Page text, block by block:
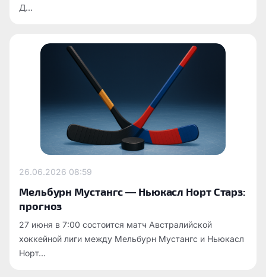
Д...
26.06.2026 08:59
Мельбурн Мустангс — Ньюкасл Норт Старз:
прогноз
27 июня в 7:00 состоится матч Австралийской
хоккейной лиги между Мельбурн Мустангс и Ньюкасл
Норт...